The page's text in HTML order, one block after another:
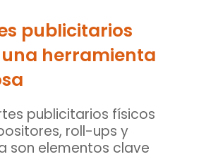
publicitarios
una herramienta
publicitarios físicos
roll-ups y
son elementos clave